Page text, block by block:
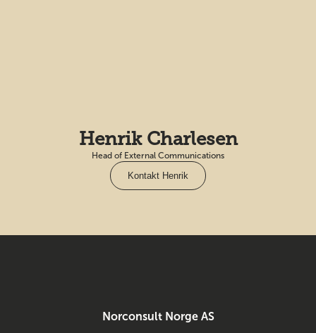
Henrik Charlesen
Head of External Communications
Kontakt Henrik
Norconsult Norge AS